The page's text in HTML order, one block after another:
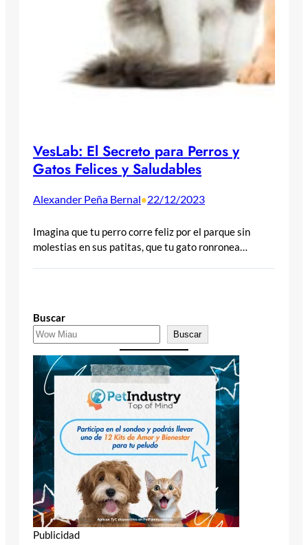
VesLab: El Secreto para Perros y
Gatos Felices y Saludables
Alexander Peña Bernal•22/12/2023
Imagina que tu perro corre feliz por el parque sin
molestias en sus patitas, que tu gato ronronea…
Buscar
Buscar
Publicidad